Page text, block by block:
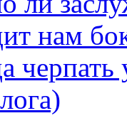
нам
черпать